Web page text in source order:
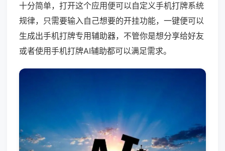
十分简单，打开这个应用便可以自定义手机打牌系统
规律，只需要输入自己想要的开挂功能，一键便可以
生成出手机打牌专用辅助器，不管你是想分享给好友
或者使用手机打牌AI辅助都可以满足需求。